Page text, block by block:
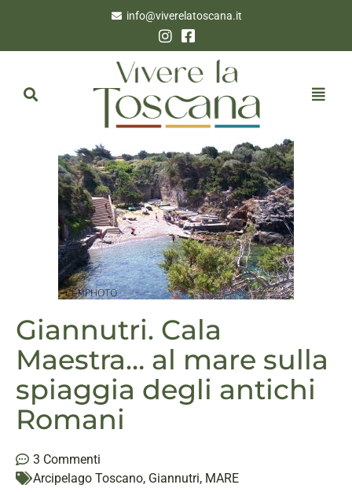
info@viverelatoscana.it
Giannutri. Cala
Maestra… al mare sulla
spiaggia degli antichi
Romani
3 Commenti
Arcipelago Toscano, Giannutri, MARE